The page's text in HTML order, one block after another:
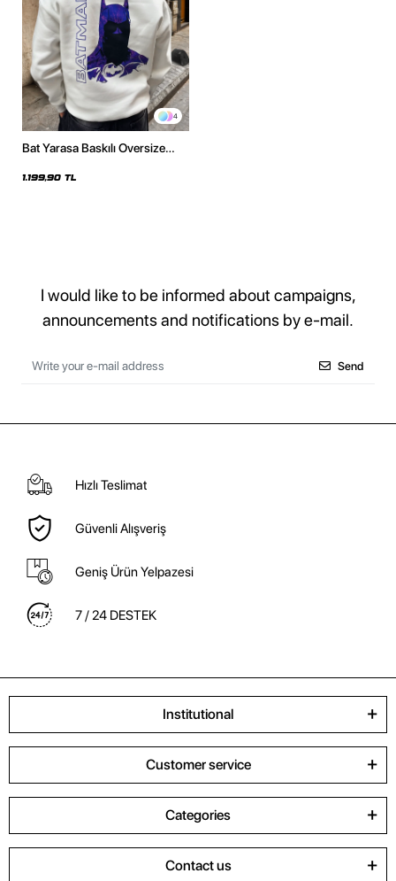
4
Bat Yarasa Baskılı Oversize
1.199,90 TL
I would like to be informed about campaigns,
announcements and notifications by e-mail.
Send
Hızlı Teslimat
Güvenli Alışveriş
Geniş Ürün Yelpazesi
7 / 24 DESTEK
Institutional
Customer service
Categories
Contact us